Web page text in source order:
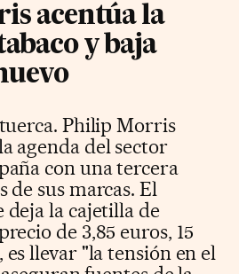
acentúa la
y baja
Philip Morris
agenda del sector
con una tercera
de sus marcas. El
la cajetilla de
de 3,85 euros, 15
llevar "la tensión en el